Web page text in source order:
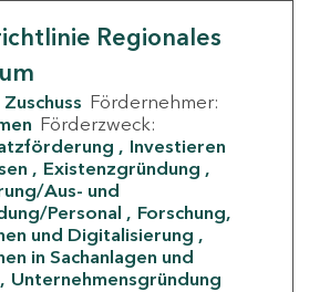
Regionales
Zuschuss Fördernehmer:
Förderzweck:
Investieren
Existenzgründung
Aus- und
Personal
Forschung,
und Digitalisierung
in Sachanlagen und
Unternehmensgründung